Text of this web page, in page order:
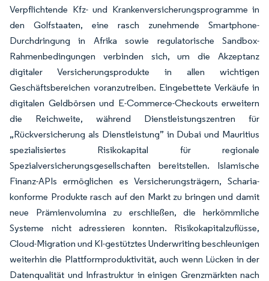
Verpflichtende Kfz- und Krankenversicherungsprogramme in
den Golfstaaten, eine rasch zunehmende Smartphone-
Durchdringung in Afrika sowie regulatorische Sandbox-
Rahmenbedingungen verbinden sich, um die Akzeptanz
digitaler Versicherungsprodukte in allen wichtigen
Geschäftsbereichen voranzutreiben. Eingebettete Verkäufe in
digitalen Geldbörsen und E-Commerce-Checkouts erweitern
die Reichweite, während Dienstleistungszentren für
„Rückversicherung als Dienstleistung” in Dubai und Mauritius
spezialisiertes Risikokapital für regionale
Spezialversicherungsgesellschaften bereitstellen. Islamische
Finanz-APIs ermöglichen es Versicherungsträgern, Scharia-
konforme Produkte rasch auf den Markt zu bringen und damit
neue Prämienvolumina zu erschließen, die herkömmliche
Systeme nicht adressieren konnten. Risikokapitalzuflüsse,
Cloud-Migration und KI-gestütztes Underwriting beschleunigen
weiterhin die Plattformproduktivität, auch wenn Lücken in der
Datenqualität und Infrastruktur in einigen Grenzmärkten nach